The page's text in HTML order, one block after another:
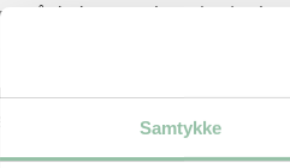
Samtykke
på 4x4 cm og kom kødet i
låg i ca. 1½ time, til